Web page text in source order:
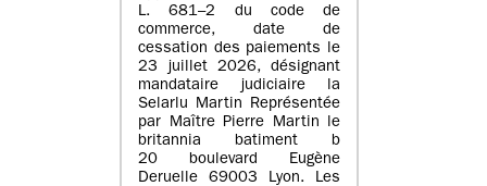
L. 681–2 du code de
commerce, date de
cessation des paiements le
23 juillet 2026, désignant
mandataire judiciaire la
Selarlu Martin Représentée
par Maître Pierre Martin le
britannia batiment b
20 boulevard Eugène
Deruelle 69003 Lyon. Les